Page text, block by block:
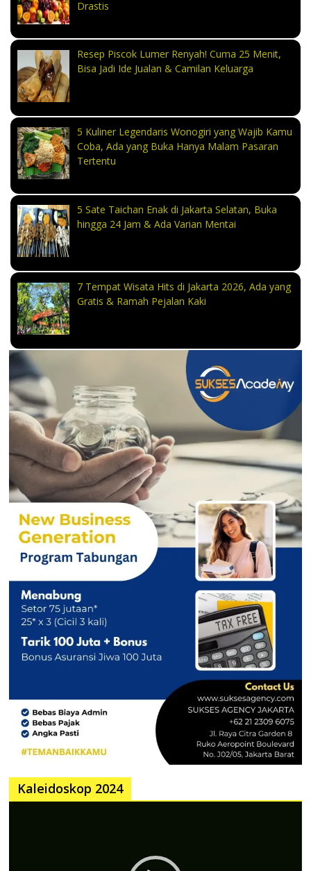
Drastis
Resep Piscok Lumer Renyah! Cuma 25 Menit,
Bisa Jadi Ide Jualan & Camilan Keluarga
5 Kuliner Legendaris Wonogiri yang Wajib Kamu
Coba, Ada yang Buka Hanya Malam Pasaran
Tertentu
5 Sate Taichan Enak di Jakarta Selatan, Buka
hingga 24 Jam & Ada Varian Mentai
7 Tempat Wisata Hits di Jakarta 2026, Ada yang
Gratis & Ramah Pejalan Kaki
Kaleidoskop 2024